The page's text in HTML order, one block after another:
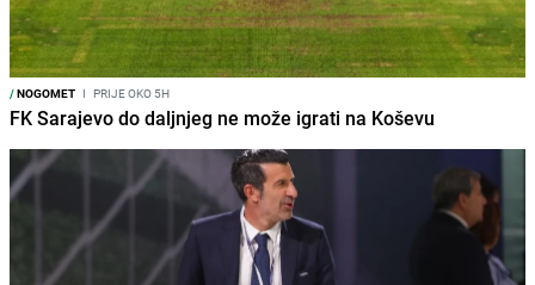
/NOGOMET I PRIJE OKO 5H
FK Sarajevo do daljnjeg ne može igrati na Koševu